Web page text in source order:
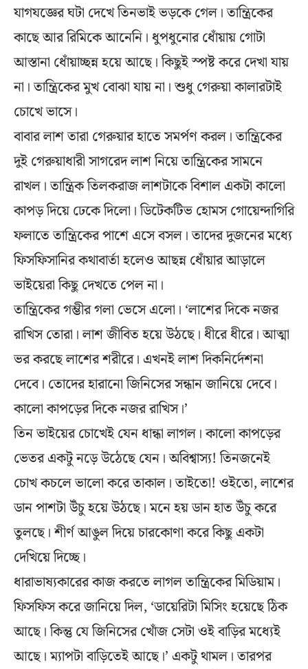
যাগযজ্ঞের ঘটা দেখে তিনভাই ভড়কে গেল। তান্ত্রিকের
কাছে আর রিমিকে আনেনি। ধুপধুনোর ধোঁয়ায় গোটা
আস্তানা ধোঁয়াচ্ছন্ন হয়ে আছে। কিছুই স্পষ্ট করে দেখা যায়
না। তান্ত্রিকের মুখ বোঝা যায় না। শুধু গেরুয়া কালারটাই
চোখে ভাসে।
বাবার লাশ তারা গেরুয়ার হাতে সমর্পণ করল। তান্ত্রিকের
দুই গেরুয়াধারী সাগরেদ লাশ নিয়ে তান্ত্রিকের সামনে
রাখল। তান্ত্রিক তিলকরাজ লাশটাকে বিশাল একটা কালো
কাপড় দিয়ে ঢেকে দিলো। ডিটেকটিভ হোমস গোয়েন্দাগিরি
ফলাতে তান্ত্রিকের পাশে এসে বসল। তাদের দুজনের মধ্যে
ফিসফিসানির কথাবার্তা হলেও আছন্ন ধোঁয়ার আড়ালে
ভাইয়েরা কিছু দেখতে পেল না।
তান্ত্রিকের গম্ভীর গলা ভেসে এলো। ‘লাশের দিকে নজর
রাখিস তোরা। লাশ জীবিত হয়ে উঠছে। ধীরে ধীরে। আত্মা
ভর করছে লাশের শরীরে। এখনই লাশ দিকনির্দেশনা
দেবে। তোদের হারানো জিনিসের সন্ধান জানিয়ে দেবে।
কালো কাপড়ের দিকে নজর রাখিস।’
তিন ভাইয়ের চোখেই যেন ধান্ধা লাগল। কালো কাপড়ের
ভেতর একটু নড়ে উঠেছে যেন। অবিশ্বাস্য! তিনজনেই
চোখ কচলে ভালো করে তাকাল। তাইতো! ওইতো, লাশের
ডান পাশটা উঁচু হয়ে উঠছে। মনে হয় ডান হাত উঁচু করে
তুলছে। শীর্ণ আঙুল দিয়ে চারকোণা করে কিছু একটা
দেখিয়ে দিচ্ছে।
ধারাভাষ্যকারের কাজ করতে লাগল তান্ত্রিকের মিডিয়াম।
ফিসফিস করে জানিয়ে দিল, ‘ডায়েরিটা মিসিং হয়েছে ঠিক
আছে। কিন্তু যে জিনিসের খোঁজ সেটা ওই বাড়ির মধ্যেই
আছে। ম্যাপটা বাড়িতেই আছে।’ একটু থামল। তারপর